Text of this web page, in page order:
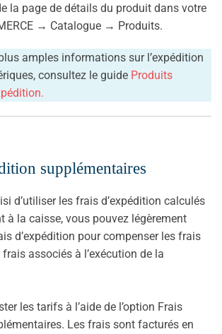
la page de détails du produit dans votre
→ Catalogue → Produits.
amples informations sur l’expédition
consultez le guide Produits
supplémentaires
d’utiliser les frais d’expédition calculés
à la caisse, vous pouvez légèrement
d’expédition pour compenser les frais
associés à l’exécution de la
les tarifs à l’aide de l’option Frais
Les frais sont facturés en